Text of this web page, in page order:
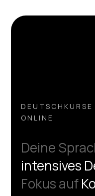
ONLINE
Deine
intensives
Fokus auf